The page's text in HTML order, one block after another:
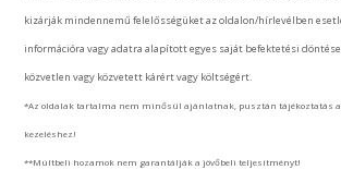
kizárják mindennemű felelősségüket az oldalon/hírlevélben
információra vagy adatra alapított egyes saját befektetési
közvetlen vagy közvetett kárért vagy költségért.
*Az oldalak tartalma nem minősül ajánlatnak, pusztán tájékoztatás a
kezeléshez!
**Múltbeli hozamok nem garantálják a jövőbeli teljesítményt!